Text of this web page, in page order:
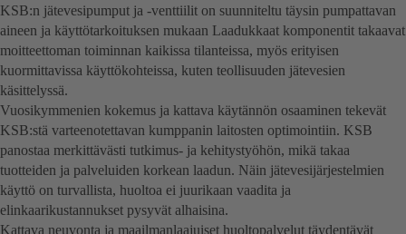
KSB:n jätevesipumput ja -venttiilit on suunniteltu täysin pumpattavan
aineen ja käyttötarkoituksen mukaan Laadukkaat komponentit takaavat
moitteettoman toiminnan kaikissa tilanteissa, myös erityisen
kuormittavissa käyttökohteissa, kuten teollisuuden jätevesien
käsittelyssä.
Vuosikymmenien kokemus ja kattava käytännön osaaminen tekevät
KSB:stä varteenotettavan kumppanin laitosten optimointiin. KSB
panostaa merkittävästi tutkimus- ja kehitystyöhön, mikä takaa
tuotteiden ja palveluiden korkean laadun. Näin jätevesijärjestelmien
käyttö on turvallista, huoltoa ei juurikaan vaadita ja
elinkaarikustannukset pysyvät alhaisina.
Kattava neuvonta ja maailmanlaajuiset huoltopalvelut täydentävät